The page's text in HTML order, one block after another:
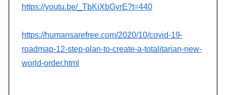
https://youtu.be/_TbKiXbGvrE?t=440
https://humansarefree.com/2020/10/covid-19-
roadmap-12-step-plan-to-create-a-totalitarian-new-
world-order.html